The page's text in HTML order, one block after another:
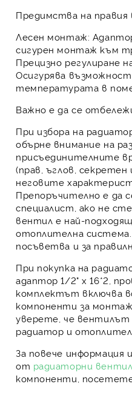
Предимства на
Лесен монтаж:
сигурен монтаж към
Прецизно регулиране
Осигурява
температурата в
Важно е да се
При избора на
обърне внимание на
присъединителните
(прав, ъглов,
неговите
Препоръчително е да
специалист, ако не
вентил е най-
отоплителна
посъветва и за
При покупка на
адаптор 1/2" х 16*2 ,
комплектът включва
компоненти за
уверете, че
радиатор и
За повече информация
от радиаторни
компоненти,